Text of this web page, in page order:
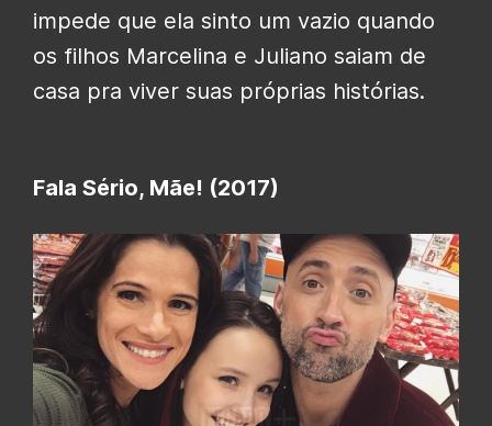
impede que ela sinto um vazio quando
os filhos Marcelina e Juliano saiam de
casa pra viver suas próprias histórias.
Fala Sério, Mãe! (2017)